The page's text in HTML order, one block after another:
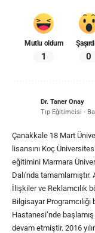
Mutlu oldum
1 0
Dr. Taner Onay
Tıp Eğitimcisi -
Çanakkale 18 Mart
lisansını Koç
eğitimini Marmara
Dalı'nda
İlişkiler ve Reklamcılık
Bilgisayar
Hastanesi’nde
devam etmiştir. 2016